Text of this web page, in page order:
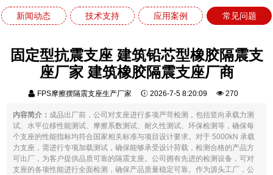
新闻动态 技术支持 应用案例 常见问题
固定型抗震支座 建筑铅芯型橡胶隔震支
座厂家 建筑橡胶隔震支座厂商
FPS摩擦摆隔震支座生产厂家 2026-7-5 8:20:09 270
内容简介： 成品出厂前，公司对支座进行多项严苛检测，包括竖向承载力测
试、水平位移性能测试、摩擦系数测试、耐久性测试、环保检测等，确保每
个支座的性能指标均符合国家相关标准与项目设计要求。对于 5000kN 承载
力支座，需进行专项加载测试，确保能够承受设计荷载，检测合格的产品方
可出厂，为客户提供品质可靠的隔震支座。公司拥有先进的检测设备，可对
支座的各项性能进行全面检测，确保产品质量稳定可靠。作为源头工厂，公